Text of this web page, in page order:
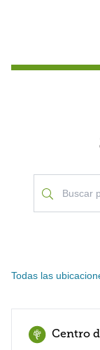
Todas las
Centro